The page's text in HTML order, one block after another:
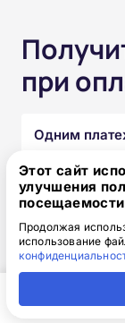
при
Одним
от 15 850 ₽
Частями без
от 1 320₽
Узнать
Этот сайт
улучшения
посещаемости
Продолжая
использование